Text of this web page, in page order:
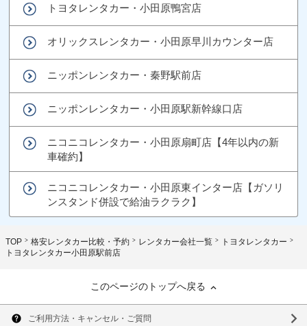
トヨタレンタカー・小田原鴨宮店
オリックスレンタカー・小田原早川カウンター店
ニッポンレンタカー・秦野駅前店
ニッポンレンタカー・小田原駅新幹線口店
ニコニコレンタカー・小田原扇町店【4年以内の新
車確約】
ニコニコレンタカー・小田原東インター店【ガソリ
ンスタンド併設で給油ラクラク】
TOP 格安レンタカー比較・予約 レンタカー会社一覧
トヨタレンタカー
トヨタレンタカー小田原駅前店
このページのトップへ戻る